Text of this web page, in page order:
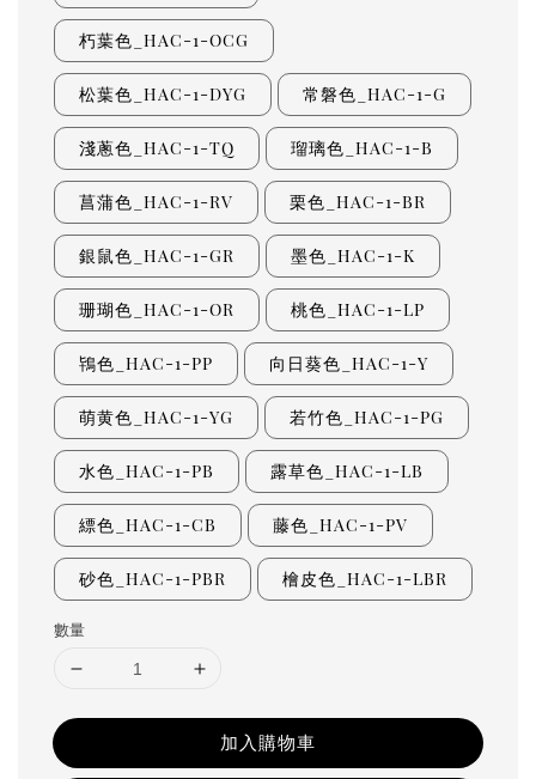
朽葉色_HAC-1-OCG
松葉色_HAC-1-DYG 常磐色_HAC-1-G
淺蔥色_HAC-1-TQ 瑠璃色_HAC-1-B
菖蒲色_HAC-1-RV 栗色_HAC-1-BR
銀鼠色_HAC-1-GR 墨色_HAC-1-K
珊瑚色_HAC-1-OR 桃色_HAC-1-LP
鴇色_HAC-1-PP 向日葵色_HAC-1-Y
萌黄色_HAC-1-YG 若竹色_HAC-1-PG
水色_HAC-1-PB 露草色_HAC-1-LB
縹色_HAC-1-CB 藤色_HAC-1-PV
砂色_HAC-1-PBR 檜皮色_HAC-1-LBR
數量
加入購物車